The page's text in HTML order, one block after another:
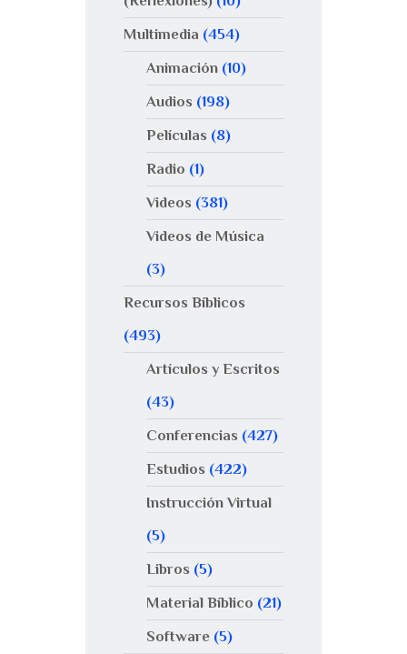
Multimedia (454)
Animación(10)
Audios (198)
Películas (8)
Radio (1)
Videos (381)
Videos de Música
(3)
Recursos Bíblicos
(493)
Artículos y Escritos
(43)
Conferencias (427)
Estudios (422)
Instrucción Virtual
(5)
Libros (5)
Material Bíblico (21)
Software(5)